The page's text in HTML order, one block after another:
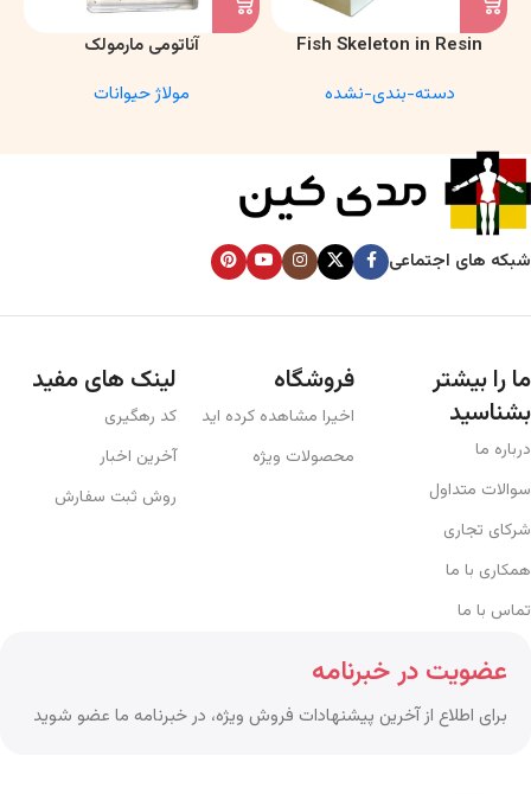
Fish Skeleton in Resin
Anatomy Specimen
دسته-بندی-نشده
آناتومی مارمولک
مولاژ حیوانات
شبکه های اجتماعی
ما را بیشتر
بشناسید
درباره ما
سوالات متداول
شرکای تجاری
همکاری با ما
تماس با ما
فروشگاه
اخیرا مشاهده کرده اید
محصولات ویژه
لینک های مفید
کد رهگیری
آخرین اخبار
روش ثبت سفارش
عضویت در خبرنامه
برای اطلاع از آخرین پیشنهادات فروش ویژه، در خبرنامه ما عضو شوید